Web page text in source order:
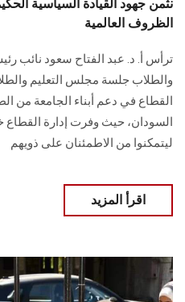
نثمن جهود القيادة السياسية
الظروف العالمية
ترأس أ. د. عبد الفتاح سعود نائب
والطلاب جلسة مجلس التعليم
القطاع في دعم أبناء الجامعة من
السودان، حيث وفرت إدارة
ليتمكنوا من الاطمئنان على ذويهم
اقرأ المزيد